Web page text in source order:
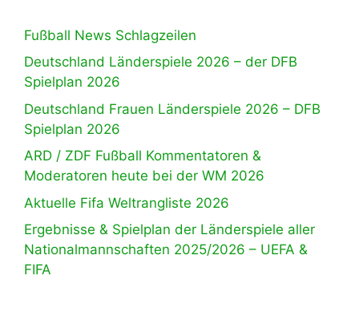
Fußball News Schlagzeilen
Deutschland Länderspiele 2026 – der DFB
Spielplan 2026
Deutschland Frauen Länderspiele 2026 – DFB
Spielplan 2026
ARD / ZDF Fußball Kommentatoren &
Moderatoren heute bei der WM 2026
Aktuelle Fifa Weltrangliste 2026
Ergebnisse & Spielplan der Länderspiele aller
Nationalmannschaften 2025/2026 – UEFA &
FIFA